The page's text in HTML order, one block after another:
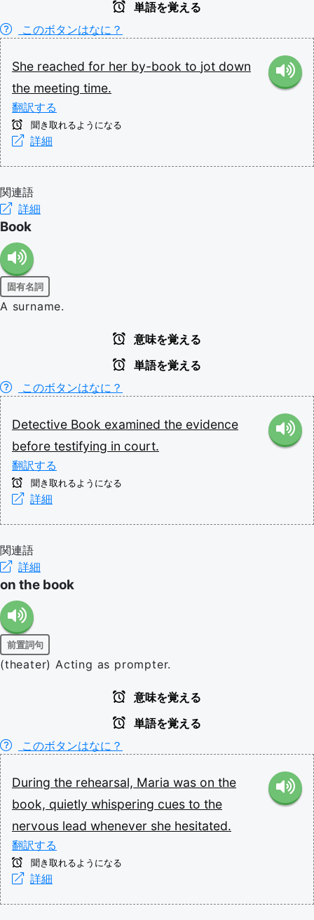
単語を覚える
このボタンはなに？
She reached for her by-book to jot down
the meeting time.
翻訳する
聞き取れるようになる
詳細
関連語
詳細
Book
固有名詞
A surname.
意味を覚える
単語を覚える
このボタンはなに？
Detective Book examined the evidence
before testifying in court.
翻訳する
聞き取れるようになる
詳細
関連語
詳細
on the book
前置詞句
(theater) Acting as prompter.
意味を覚える
単語を覚える
このボタンはなに？
During the rehearsal, Maria was on the
book, quietly whispering cues to the
nervous lead whenever she hesitated.
翻訳する
聞き取れるようになる
詳細